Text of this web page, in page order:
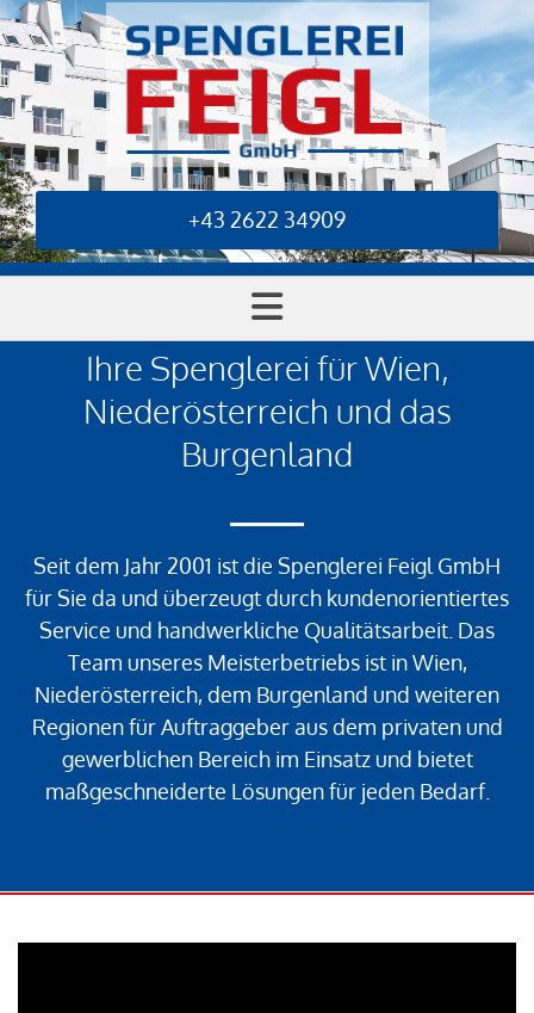
+43 2622 34909
Ihre Spenglerei für Wien,
Niederösterreich und das
Burgenland
Seit dem Jahr 2001 ist die Spenglerei Feigl GmbH
für Sie da und überzeugt durch kundenorientiertes
Service und handwerkliche Qualitätsarbeit. Das
Team unseres Meisterbetriebs ist in Wien,
Niederösterreich, dem Burgenland und weiteren
Regionen für Auftraggeber aus dem privaten und
gewerblichen Bereich im Einsatz und bietet
maßgeschneiderte Lösungen für jeden Bedarf.